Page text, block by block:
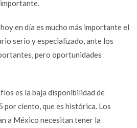
en día es mucho más importante el
serio y especializado, ante los
pero oportunidades
es la baja disponibilidad de
por ciento, que es histórica. Los
a México necesitan tener la